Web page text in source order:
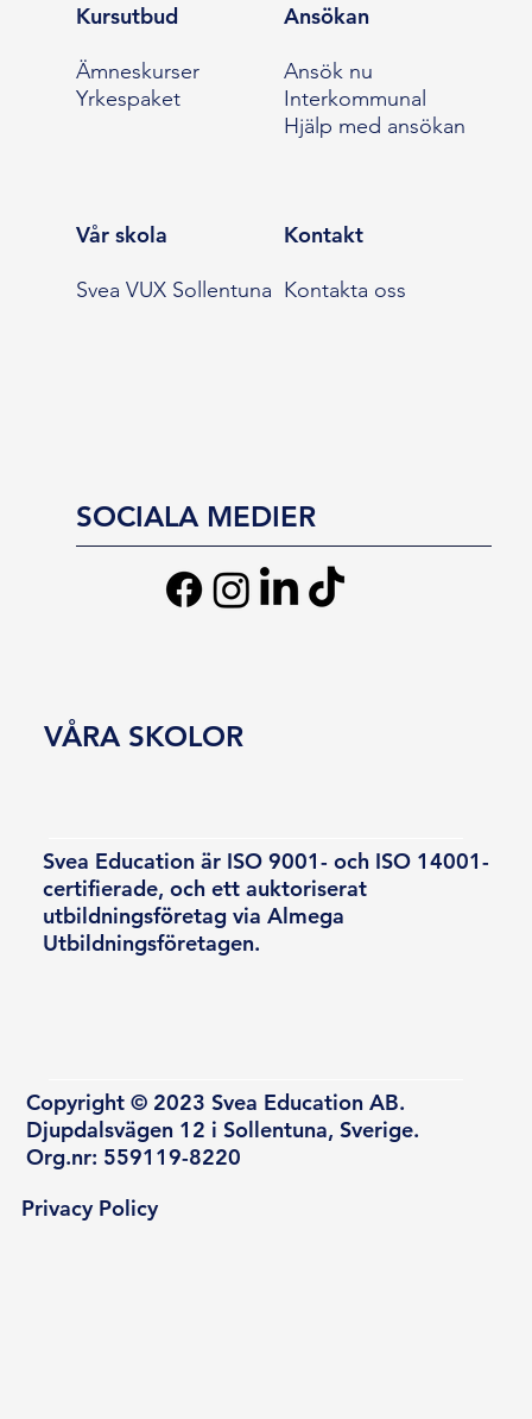
Kursutbud
Ämneskurser
Yrkespaket
Ansökan
Ansök nu
Interkommunal
Hjälp med ansökan
Vår skola
Svea VUX Sollentuna
Kontakt
Kontakta oss
SOCIALA MEDIER
Svea Education är ISO 9001- och ISO 14001-
certifierade, och ett auktoriserat
utbildningsföretag via Almega
Utbildningsföretagen.
Copyright © 2023 Svea Education AB.
Djupdalsvägen 12 i Sollentuna, Sverige.
Org.nr: 559119-8220
VÅRA SKOLOR
Privacy Policy